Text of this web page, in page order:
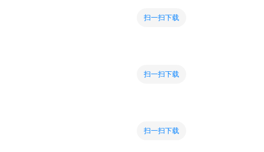
扫一扫下载
扫一扫下载
扫一扫下载